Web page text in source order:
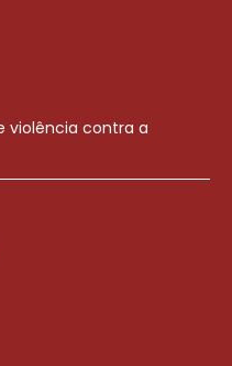
violência contra a